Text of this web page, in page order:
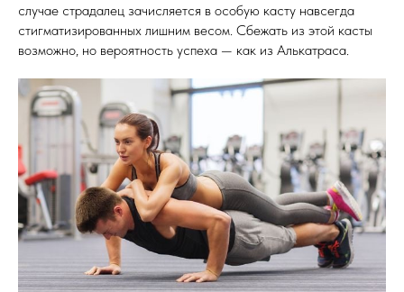
случае страдалец зачисляется в особую касту навсегда
стигматизированных лишним весом. Сбежать из этой касты
возможно, но вероятность успеха — как из Алькатраса.